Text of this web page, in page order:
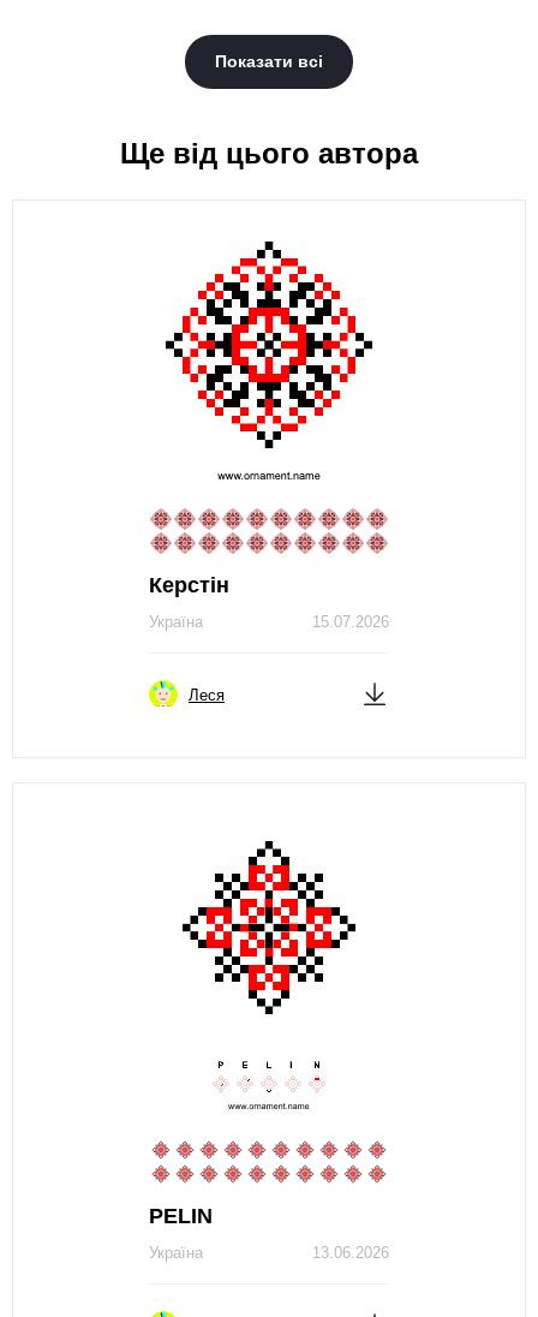
Показати всі
Ще від цього автора
Керстін
15.07.2026
Україна
Леся
PЕLIN
13.06.2026
Україна